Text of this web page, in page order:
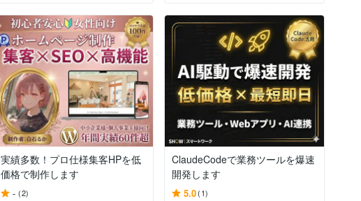
実績多数！プロ仕様集客HPを低
価格で制作します
- (2)
ClaudeCodeで業務ツールを爆速
開発します
5.0(1)